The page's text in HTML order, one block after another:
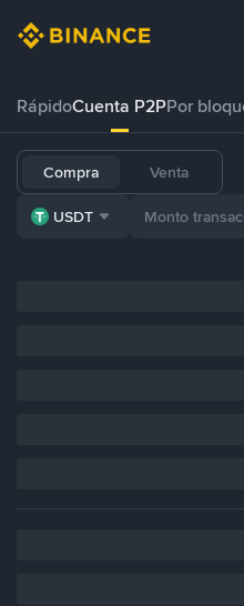
RápidoCuenta P2PPor
Compra Venta
USDT